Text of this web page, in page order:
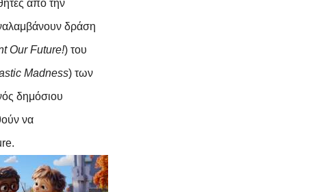
από την
δράση
Our Future!) του
Madness) των
δημόσιου
να
.